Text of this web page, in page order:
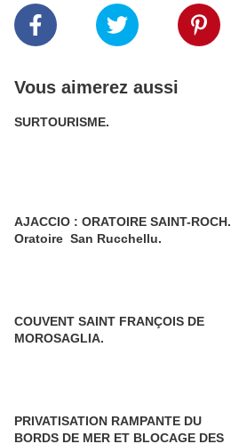
Vous aimerez aussi
SURTOURISME.
AJACCIO : ORATOIRE SAINT-ROCH.
Oratoire San Rucchellu.
COUVENT SAINT FRANÇOIS DE
MOROSAGLIA.
PRIVATISATION RAMPANTE DU
BORDS DE MER ET BLOCAGE DES